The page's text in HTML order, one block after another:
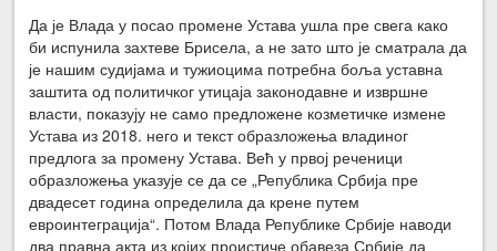
Да је Влада у посао промене Устава ушла пре свега како
би испунила захтеве Брисела, а не зато што је сматрала да
је нашим судијама и тужиоцима потребна боља уставна
заштита од политичког утицаја законодавне и извршне
власти, показују не само предложене козметичке измене
Устава из 2018. него и текст образложења владиног
предлога за промену Устава. Већ у првој реченици
образложења указује се да се „Република Србија пре
двадесет година определила да крене путем
евроинтеграција“. Потом Влада Републике Србије наводи
два правна акта из којих проистиче обавеза Србије да